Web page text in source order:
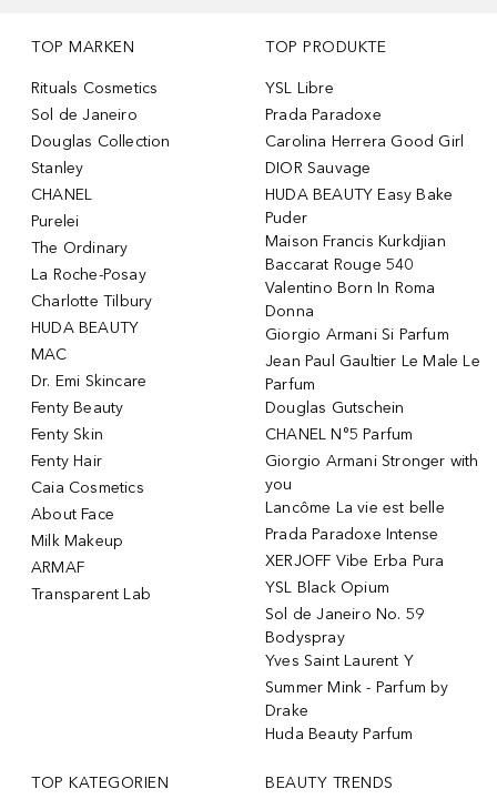
TOP MARKEN
Rituals Cosmetics
Sol de Janeiro
Douglas Collection
Stanley
CHANEL
Purelei
The Ordinary
La Roche-Posay
Charlotte Tilbury
HUDA BEAUTY
MAC
Dr. Emi Skincare
Fenty Beauty
Fenty Skin
Fenty Hair
Caia Cosmetics
About Face
Milk Makeup
ARMAF
Transparent Lab
TOP PRODUKTE
YSL Libre
Prada Paradoxe
Carolina Herrera Good Girl
DIOR Sauvage
HUDA BEAUTY Easy Bake
Puder
Maison Francis Kurkdjian
Baccarat Rouge 540
Valentino Born In Roma
Donna
Giorgio Armani Si Parfum
Jean Paul Gaultier Le Male Le
Parfum
Douglas Gutschein
CHANEL N°5 Parfum
Giorgio Armani Stronger with
you
Lancôme La vie est belle
Prada Paradoxe Intense
XERJOFF Vibe Erba Pura
YSL Black Opium
Sol de Janeiro No. 59
Bodyspray
Yves Saint Laurent Y
Summer Mink - Parfum by
Drake
Huda Beauty Parfum
TOP KATEGORIEN BEAUTY TRENDS